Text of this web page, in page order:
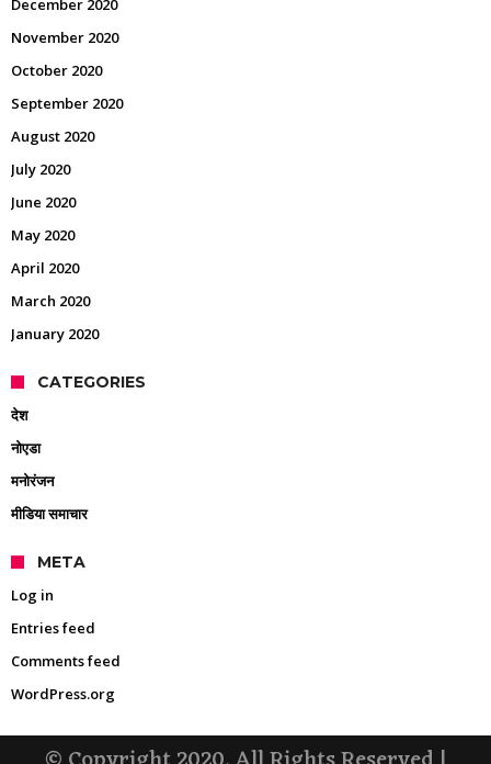
December 2020
November 2020
October 2020
September 2020
August 2020
July 2020
June 2020
May 2020
April 2020
March 2020
January 2020
CATEGORIES
देश
नोएडा
मनोरंजन
मीडिया समाचार
META
Log in
Entries feed
Comments feed
WordPress.org